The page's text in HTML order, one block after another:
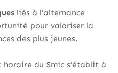
liés à l’alternance
pour valoriser la
des plus jeunes.
du Smic s’établit à